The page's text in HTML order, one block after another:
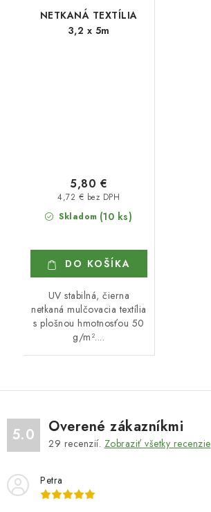
NETKANÁ TEXTÍLIA
3,2 x 5m
Skladom (10 ks)
4,72 € bez DPH
5,80 €
DO KOŠÍKA
UV stabilná, čierna
netkaná mulčovacia textília
s plošnou hmotnosťou 50
g/m²....
5.0 Overené zákazníkmi
29 recenzií. Zobraziť všetky recenzie
Petra